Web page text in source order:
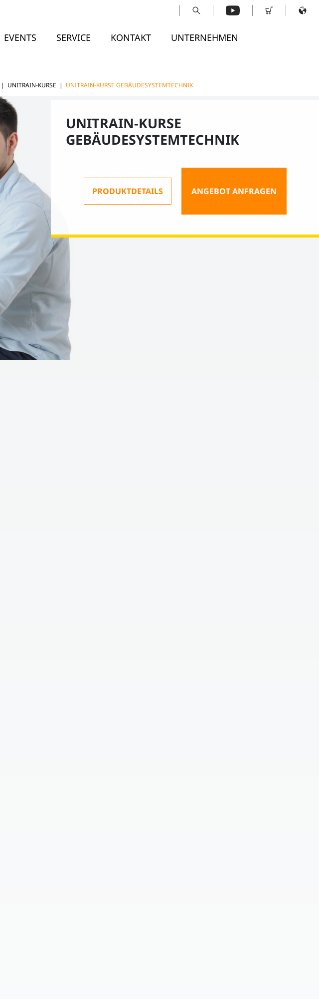
EVENTS SERVICE KONTAKT UNTERNEHMEN
| UNITRAIN-KURSE | UNITRAIN-KURSE GEBÄUDESYSTEMTECHNIK
UNITRAIN-KURSE
GEBÄUDESYSTEMTECHNIK
PRODUKTDETAILS ANGEBOT ANFRAGEN